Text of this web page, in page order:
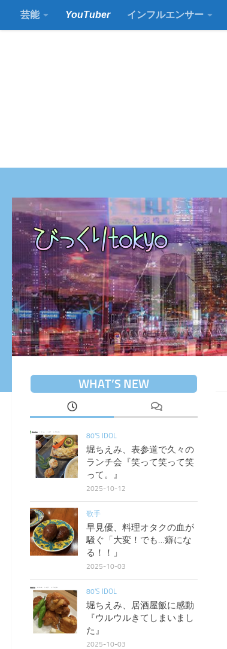
コンテンツの下
芸能 YouTuber インフルエンサー
WHAT’S NEW
80'S IDOL
堀ちえみ、表参道で久々の
ランチ会『笑って笑って笑
って。』
2025-10-12
歌手
早見優、料理オタクの血が
騒ぐ「大変！でも…癖にな
る！！」
2025-10-03
80'S IDOL
堀ちえみ、居酒屋飯に感動
『ウルウルきてしまいまし
た』
2025-10-03